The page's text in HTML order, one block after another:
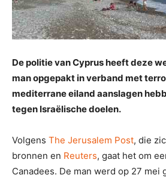
De politie van Cyprus heeft deze
man opgepakt in verband met
mediterrane eiland aanslagen
tegen Israëlische doelen.
Volgens The Jerusalem Post, die
bronnen en Reuters, gaat het om
Canadees. De man werd op 27 mei